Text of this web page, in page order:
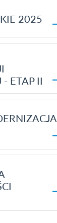
2025
- ETAP II